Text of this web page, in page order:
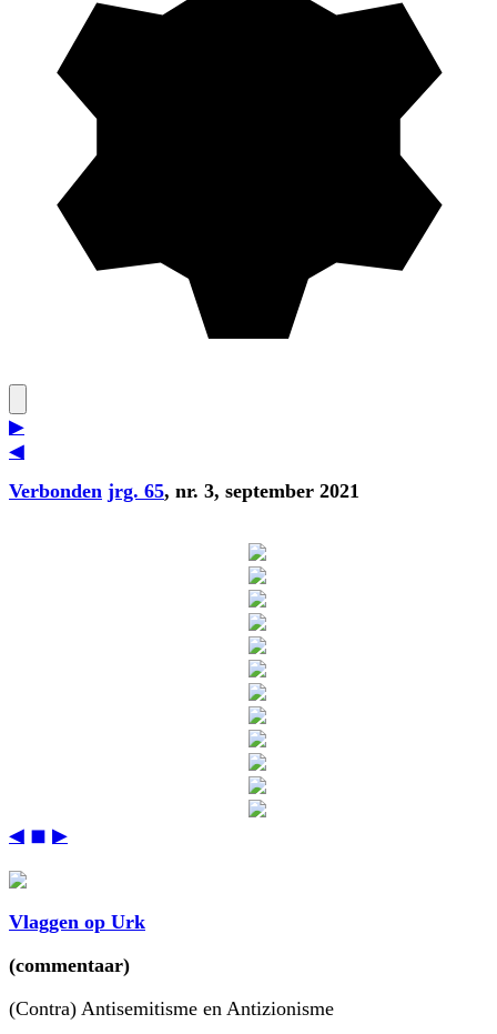
▶
◀
Verbonden jrg. 65, nr. 3, september 2021
◀ ◼ ▶
Vlaggen op Urk
(commentaar)
(Contra) Antisemitisme en Antizionisme